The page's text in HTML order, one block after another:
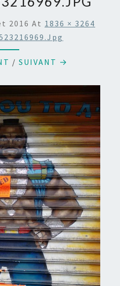
2016 At 1836 × 3264
/ SUIVANT →